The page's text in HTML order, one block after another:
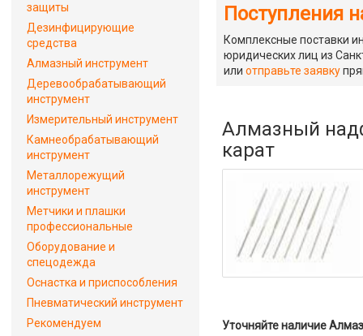
Поступления
Комплексные поставки
юридических лиц из
илиотправьте заявку
Алмазный
карат
Уточняйте наличие
защиты
Дезинфицирующие
средства
Алмазный инструмент
Деревообрабатывающий
инструмент
Измерительный инструмент
Камнеобрабатывающий
инструмент
Металлорежущий
инструмент
Метчики и плашки
профессиональные
Оборудование и
спецодежда
Оснастка и приспособления
Пневматический инструмент
Рекомендуем